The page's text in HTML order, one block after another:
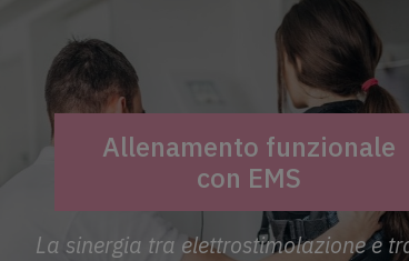
Allenamento funzionale
con EMS
La sinergia tra elettrostimolazione e